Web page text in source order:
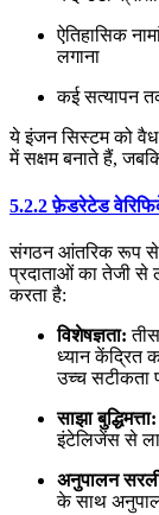
ऐतिहासिक
लगाना
कई सत्यापन
ये इंजन सिस्टम को वैध
में सक्षम बनाते हैं,
5.2.2 फ़ेडरेटेड
संगठन आंतरिक रूप से
प्रदाताओं का तेजी से
करता है:
विशेषज्ञता:
ध्यान केंद्रित
उच्च सटीकता
साझा बुद्धिमत्ता:
इंटेलिजेंस से
अनुपालन
के साथ